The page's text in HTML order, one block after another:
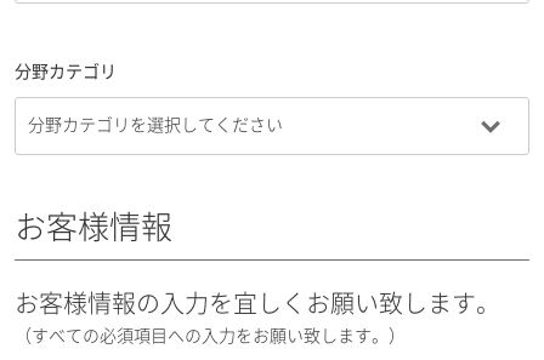
分野カテゴリ
お客様情報
お客様情報の入力を宜しくお願い致します。
（すべての必須項目への入力をお願い致します。）